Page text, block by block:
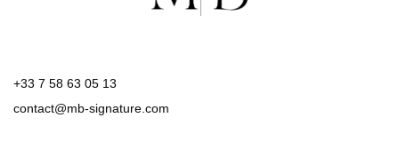
+33 7 58 63 05 13
contact@mb-signature.com